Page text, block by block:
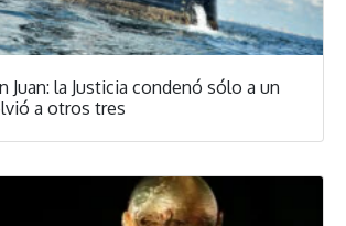
Juan: la Justicia condenó sólo a un
a otros tres